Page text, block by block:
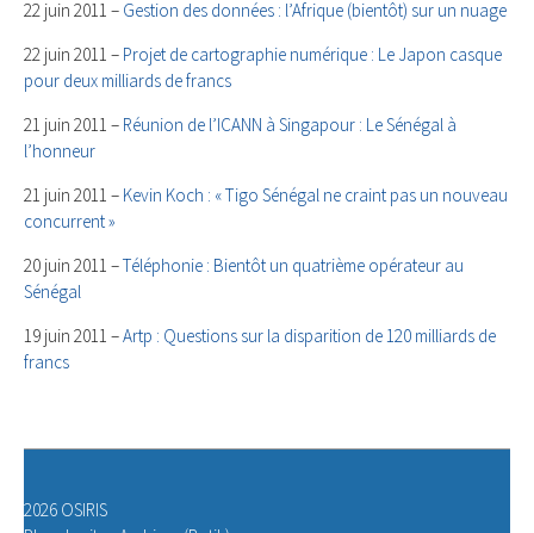
22 juin 2011 – Gestion des données : l’Afrique (bientôt) sur un nuage
22 juin 2011 – Projet de cartographie numérique : Le Japon casque
pour deux milliards de francs
21 juin 2011 – Réunion de l’ICANN à Singapour : Le Sénégal à
l’honneur
21 juin 2011 – Kevin Koch : « Tigo Sénégal ne craint pas un nouveau
concurrent »
20 juin 2011 –Téléphonie : Bientôt un quatrième opérateur au
Sénégal
19 juin 2011 –Artp : Questions sur la disparition de 120 milliards de
francs
2026 OSIRIS